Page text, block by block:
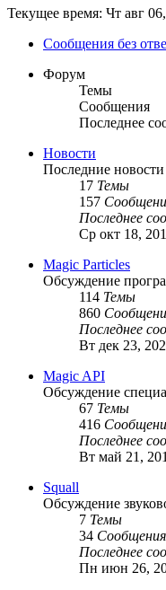
Текущее время: Чт авг
Сообщения без
Форум
Темы
Сообщения
Последнее
Новости
Последние новости
17 Темы
157
Последнее
Ср окт 18,
Magic Particles
Обсуждение
114 Темы
860
Последнее
Вт дек 23,
Magic API
Обсуждение
67 Темы
416
Последнее
Вт май 21,
Squall
Обсуждение
7 Темы
34 Сообщения
Последнее
Пн июн 26,